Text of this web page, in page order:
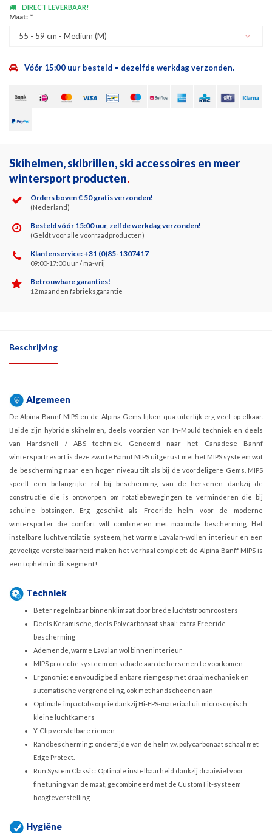
DIRECT LEVERBAAR!
Maat: *
55 - 59 cm - Medium (M)
Vóór 15:00 uur besteld = dezelfde werkdag verzonden.
Skihelmen, skibrillen, ski accessoires en meer
wintersport producten.
Orders boven € 50 gratis verzonden!
(Nederland)
Besteld vóór 15:00 uur, zelfde werkdag verzonden!
(Geldt voor alle voorraadproducten)
Klantenservice: +31 (0)85-1307417
09:00-17:00 uur / ma-vrij
Betrouwbare garanties!
12 maanden fabrieksgarantie
Beschrijving
Algemeen
De Alpina Bannf MIPS en de Alpina Gems lijken qua uiterlijk erg veel op elkaar.
Beide zijn hybride skihelmen, deels voorzien van In-Mould techniek en deels
van Hardshell / ABS techniek. Genoemd naar het Canadese Bannf
wintersportresort is deze zwarte Bannf MIPS uitgerust met het MIPS systeem wat
de bescherming naar een hoger niveau tilt als bij de voordeligere Gems. MIPS
speelt een belangrijke rol bij bescherming van de hersenen dankzij de
constructie die is ontworpen om rotatiebewegingen te verminderen die bij
schuine botsingen. Erg geschikt als Freeride helm voor de moderne
wintersporter die comfort wilt combineren met maximale bescherming. Het
instelbare luchtventilatie systeem, het warme Lavalan-wollen interieur en een
gevoelige verstelbaarheid maken het verhaal compleet: de Alpina Banff MIPS is
een tophelm in dit segment!
Techniek
Beter regelnbaar binnenklimaat door brede luchtstroomroosters
Deels Keramische, deels Polycarbonaat shaal: extra Freeride
bescherming
Ademende, warme Lavalan wol binneninterieur
MIPS protectie systeem om schade aan de hersenen te voorkomen
Ergonomie: eenvoudig bedienbare riemgesp met draaimechaniek en
automatische vergrendeling, ook met handschoenen aan
Optimale impactabsorptie dankzij Hi-EPS-materiaal uit microscopisch
kleine luchtkamers
Y-Clip verstelbare riemen
Randbescherming: onderzijde van de helm v.v. polycarbonaat schaal met
Edge Protect.
Run System Classic: Optimale instelbaarheid dankzij draaiwiel voor
finetuning van de maat, gecombineerd met de Custom Fit-systeem
hoogteverstelling
Hygiëne